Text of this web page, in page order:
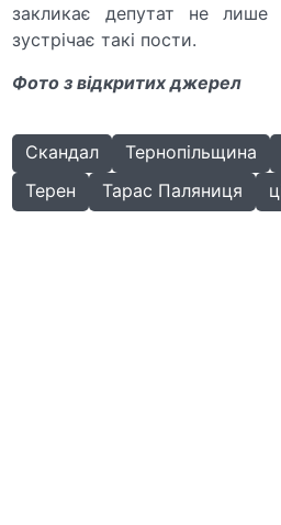
закликає депутат не лише
зустрічає такі пости.
Фото з відкритих джерел
Скандал Тернопільщина
Терен
Тарас Паляниця